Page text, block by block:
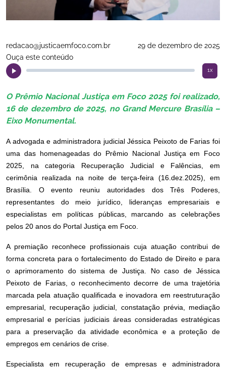
redacao@justicaemfoco.com.br
29 de dezembro de 2025
Ouça este conteúdo
1x
O Prêmio Nacional Justiça em Foco 2025 foi realizado,
16 de dezembro de 2025, no Grand Mercure Brasília –
Eixo Monumental.
A advogada e administradora judicial Jéssica Peixoto de Farias foi
uma das homenageadas do Prêmio Nacional Justiça em Foco
2025, na categoria Recuperação Judicial e Falências, em
cerimônia realizada na noite de terça-feira (16.dez.2025), em
Brasília. O evento reuniu autoridades dos Três Poderes,
representantes do meio jurídico, lideranças empresariais e
especialistas em políticas públicas, marcando as celebrações
pelos 20 anos do Portal Justiça em Foco.
A premiação reconhece profissionais cuja atuação contribui de
forma concreta para o fortalecimento do Estado de Direito e para
o aprimoramento do sistema de Justiça. No caso de Jéssica
Peixoto de Farias, o reconhecimento decorre de uma trajetória
marcada pela atuação qualificada e inovadora em reestruturação
empresarial, recuperação judicial, constatação prévia, mediação
empresarial e perícias judiciais áreas consideradas estratégicas
para a preservação da atividade econômica e a proteção de
empregos em cenários de crise.
Especialista em recuperação de empresas e administradora